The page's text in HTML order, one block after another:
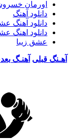
اورمان
دانلود آهنگ
دانلود آهنگ
دانلود اهنگ
عشق زیبا
آهـنگ قبلی آهنـگ